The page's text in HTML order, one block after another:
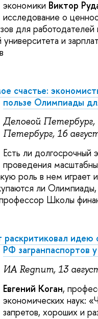
экономики Виктор
исследование о
для
и
счастье:
пользе Олимпиады
Деловой
Петербург, 16
Есть ли долгосрочный
проведения
роль в нем играет
ли Олимпиады,
Школы
идею
РФ загранпаспортов
ИА Regnum, 13
Евгений Коган,
экономических наук:
запретов, хороших и